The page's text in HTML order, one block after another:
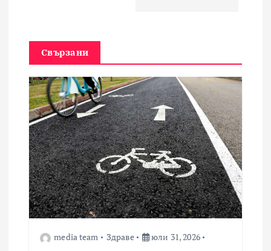
Свързани
media team Здраве юли 31, 2026